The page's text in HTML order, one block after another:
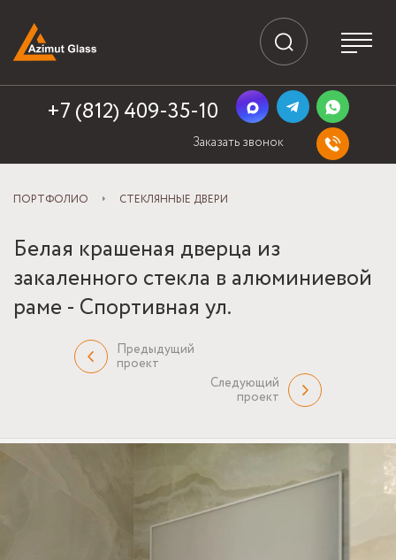
+7 (812) 409-35-10
Заказать звонок
ПОРТФОЛИО СТЕКЛЯННЫЕ ДВЕРИ
Белая крашеная дверца из
закаленного стекла в алюминиевой
раме - Спортивная ул.
Предыдущий
проект
Следующий
проект